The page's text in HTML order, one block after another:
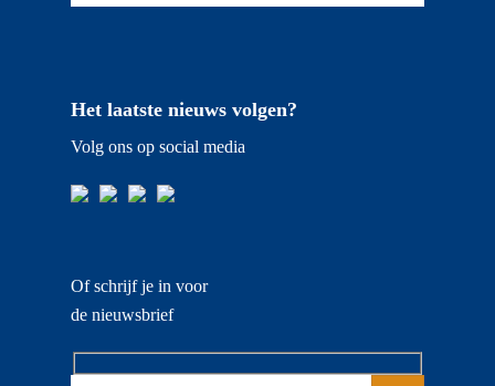
Het laatste nieuws volgen?
Volg ons op social media
Of schrijf je in voor
de nieuwsbrief